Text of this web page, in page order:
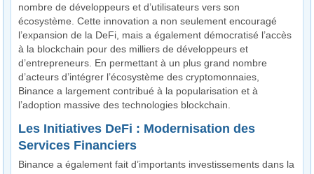
nombre de développeurs et d’utilisateurs vers son
écosystème. Cette innovation a non seulement encouragé
l’expansion de la DeFi, mais a également démocratisé l’accès
à la blockchain pour des milliers de développeurs et
d’entrepreneurs. En permettant à un plus grand nombre
d’acteurs d’intégrer l’écosystème des cryptomonnaies,
Binance a largement contribué à la popularisation et à
l’adoption massive des technologies blockchain.
Les Initiatives DeFi : Modernisation des
Services Financiers
Binance a également fait d’importants investissements dans la